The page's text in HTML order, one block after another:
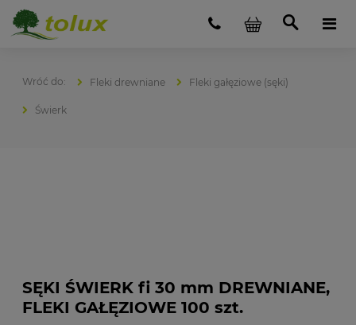
Fleki drewniane Fleki gałęziowe (sęki)
Świerk
SĘKI ŚWIERK fi 30 mm DREWNIANE,
FLEKI GAŁĘZIOWE 100 szt.